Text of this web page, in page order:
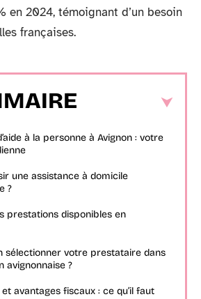
en 2024, témoignant d’un besoin
françaises.
à la personne à Avignon : votre
une assistance à domicile
?
prestations disponibles en
sélectionner votre prestataire dans
avignonnaise ?
avantages fiscaux : ce qu’il faut